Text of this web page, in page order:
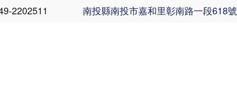
2202511 南投縣南投市嘉和里彰南路一段618號